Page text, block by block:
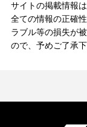
サイトの掲載情報
全ての情報の正確
ラブル等の損失が
ので、予めご了承下